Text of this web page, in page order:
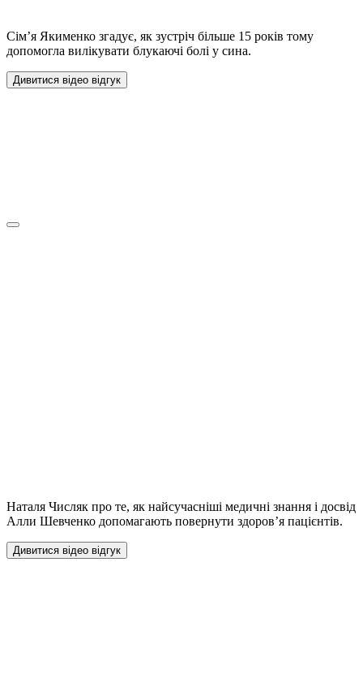
Сім’я Якименко згадує, як зустріч більше 15 років тому
допомогла вилікувати блукаючі болі у сина.
Дивитися відео відгук
Наталя Числяк про те, як найсучасніші медичні знання і досвід
Алли Шевченко допомагають повернути здоров’я пацієнтів.
Дивитися відео відгук